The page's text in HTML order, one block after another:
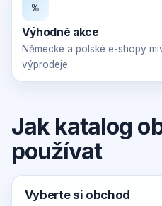
％
Výhodné akce
Německé a polské e-shopy
výprodeje.
Jak katalog
používat
Vyberte si obchod